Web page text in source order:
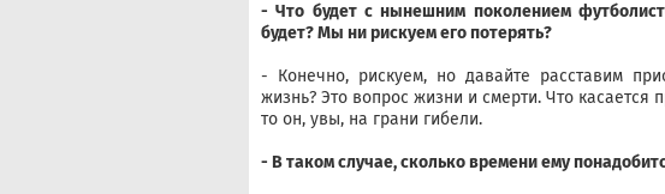
- Что будет с нынешним поколением
будет? Мы ни рискуем его потерять?
- Конечно, рискуем, но давайте расставим
жизнь? Это вопрос жизни и смерти. Что касается
то он, увы, на грани гибели.
- В таком случае, сколько времени ему